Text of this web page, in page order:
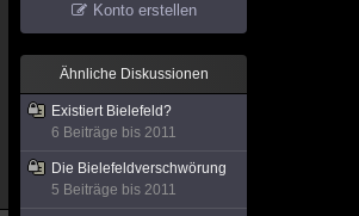
Konto erstellen
Ähnliche Diskussionen
Existiert Bielefeld?
6 Beiträge bis 2011
Die Bielefeldverschwörung
5 Beiträge bis 2011